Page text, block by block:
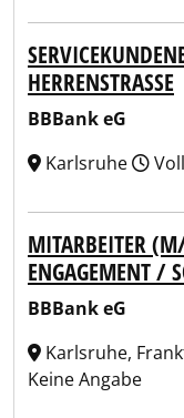
HERRENSTRASSE
BBBank eG
Karlsruhe
MITARBEITER
ENGAGEMENT /
BBBank eG
Karlsruhe,
Keine Angabe